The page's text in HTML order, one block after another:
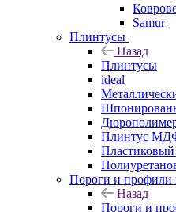
Samur
Плинтусы
Назад
Плинтусы
ideal
Плинтус
Пороги и профили
Назад
Пороги и